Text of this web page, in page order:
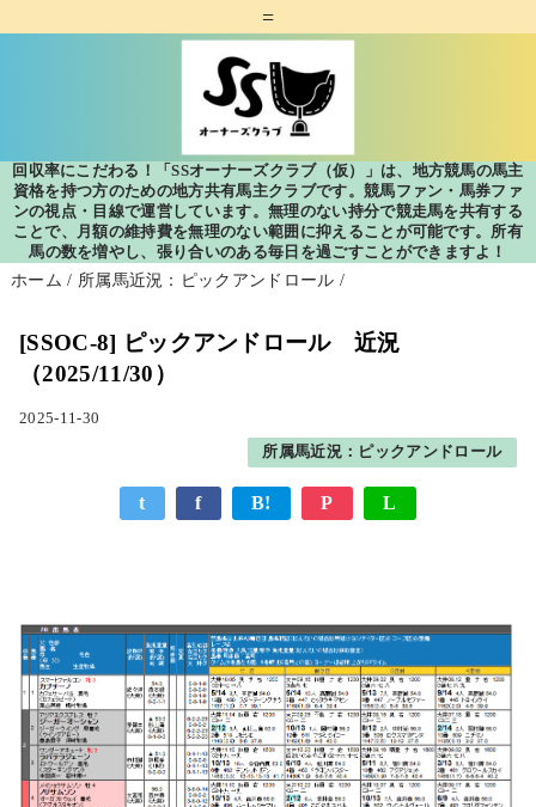
=
回収率にこだわる！「SSオーナーズクラブ（仮）」は、地方競馬の馬主
資格を持つ方のための地方共有馬主クラブです。競馬ファン・馬券ファ
ンの視点・目線で運営しています。無理のない持分で競走馬を共有する
ことで、月額の維持費を無理のない範囲に抑えることが可能です。所有
馬の数を増やし、張り合いのある毎日を過ごすことができますよ！
ホーム / 所属馬近況：ピックアンドロール /
[SSOC-8] ピックアンドロール 近況
（2025/11/30）
2025-11-30
所属馬近況：ピックアンドロール
t f B! P L